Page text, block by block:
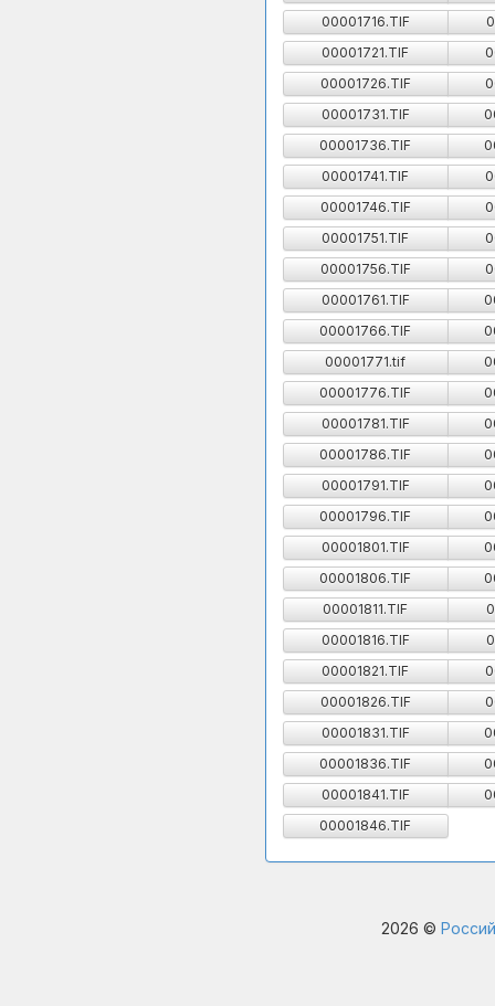
00001716.TIF
00001721.TIF
00001726.TIF
00001731.TIF
00001736.TIF
00001741.TIF
00001746.TIF
00001751.TIF
00001756.TIF
00001761.TIF
00001766.TIF
00001771.tif
00001776.TIF
00001781.TIF
00001786.TIF
00001791.TIF
00001796.TIF
00001801.TIF
00001806.TIF
00001811.TIF
00001816.TIF
00001821.TIF
00001826.TIF
00001831.TIF
00001836.TIF
00001841.TIF
00001846.TIF
2026 ©